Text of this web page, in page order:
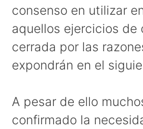
consenso en utilizar
aquellos ejercicios de
cerrada por las
expondrán en el
A pesar de ello
confirmado la